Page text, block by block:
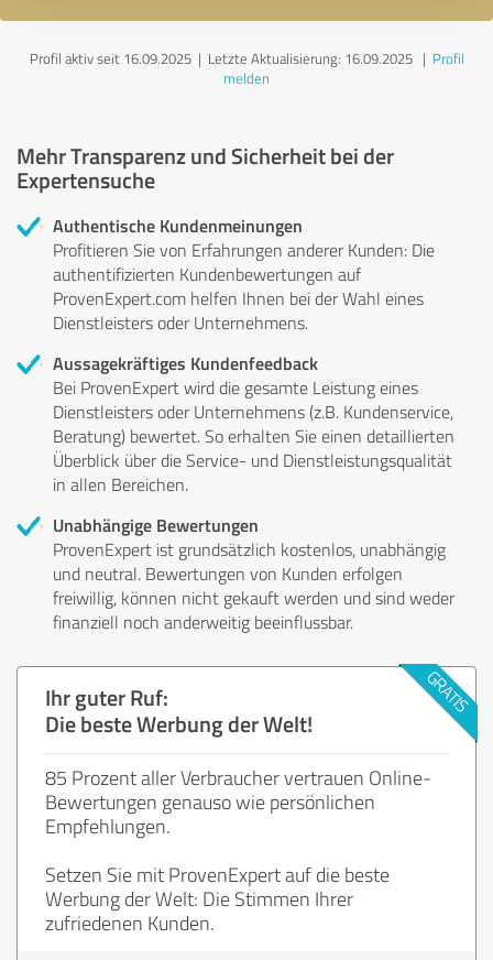
Profil aktiv seit 16.09.2025 | Letzte Aktualisierung: 16.09.2025| Profil
melden
Mehr Transparenz und Sicherheit bei der
Expertensuche
Authentische Kundenmeinungen
Profitieren Sie von Erfahrungen anderer Kunden: Die
authentifizierten Kundenbewertungen auf
ProvenExpert.com helfen Ihnen bei der Wahl eines
Dienstleisters oder Unternehmens.
Aussagekräftiges Kundenfeedback
Bei ProvenExpert wird die gesamte Leistung eines
Dienstleisters oder Unternehmens (z.B. Kundenservice,
Beratung) bewertet. So erhalten Sie einen detaillierten
Überblick über die Service- und Dienstleistungsqualität
in allen Bereichen.
Unabhängige Bewertungen
ProvenExpert ist grundsätzlich kostenlos, unabhängig
und neutral. Bewertungen von Kunden erfolgen
freiwillig, können nicht gekauft werden und sind weder
finanziell noch anderweitig beeinflussbar.
Ihr guter Ruf:
Die beste Werbung der Welt!
85 Prozent aller Verbraucher vertrauen Online-
Bewertungen genauso wie persönlichen
Empfehlungen.
Setzen Sie mit ProvenExpert auf die beste
Werbung der Welt: Die Stimmen Ihrer
zufriedenen Kunden.